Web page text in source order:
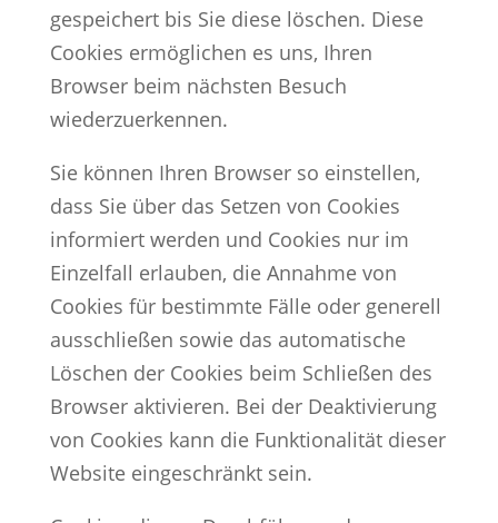
gespeichert bis Sie diese löschen. Diese
Cookies ermöglichen es uns, Ihren
Browser beim nächsten Besuch
wiederzuerkennen.
Sie können Ihren Browser so einstellen,
dass Sie über das Setzen von Cookies
informiert werden und Cookies nur im
Einzelfall erlauben, die Annahme von
Cookies für bestimmte Fälle oder generell
ausschließen sowie das automatische
Löschen der Cookies beim Schließen des
Browser aktivieren. Bei der Deaktivierung
von Cookies kann die Funktionalität dieser
Website eingeschränkt sein.